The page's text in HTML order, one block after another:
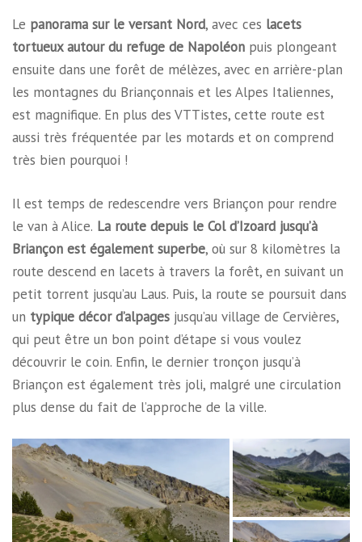
Le panorama sur le versant Nord, avec ces lacets
tortueux autour du refuge de Napoléon puis plongeant
ensuite dans une forêt de mélèzes, avec en arrière-plan
les montagnes du Briançonnais et les Alpes Italiennes,
est magnifique. En plus des VTTistes, cette route est
aussi très fréquentée par les motards et on comprend
très bien pourquoi !
Il est temps de redescendre vers Briançon pour rendre
le van à Alice. La route depuis le Col d’Izoard jusqu’à
Briançon est également superbe, où sur 8 kilomètres la
route descend en lacets à travers la forêt, en suivant un
petit torrent jusqu’au Laus. Puis, la route se poursuit dans
un typique décor d’alpages jusqu’au village de Cervières,
qui peut être un bon point d’étape si vous voulez
découvrir le coin. Enfin, le dernier tronçon jusqu’à
Briançon est également très joli, malgré une circulation
plus dense du fait de l’approche de la ville.